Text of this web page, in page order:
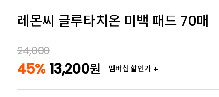
레몬씨 글루타치온 미백 패드 70매
24,000
45% 13,200원 멤버십 할인가